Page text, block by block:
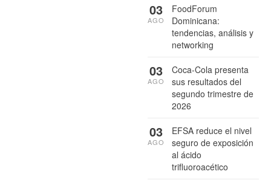
FoodForum
Dominicana:
tendencias, análisis y
networking
03
AGO
Coca-Cola presenta
sus resultados del
segundo trimestre de
2026
03
AGO
EFSA reduce el nivel
seguro de exposición
al ácido
trifluoroacético
03
AGO